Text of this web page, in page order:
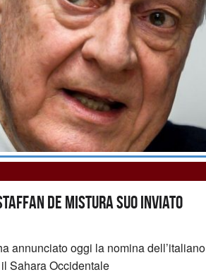
de Mistura suo Inviato
annunciato oggi la nomina dell’italiano
Sahara Occidentale